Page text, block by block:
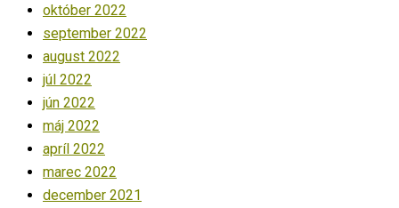
október 2022
september 2022
august 2022
júl 2022
jún 2022
máj 2022
apríl 2022
marec 2022
december 2021